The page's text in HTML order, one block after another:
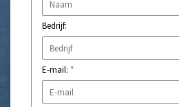
Bedrijf:
E-mail: *